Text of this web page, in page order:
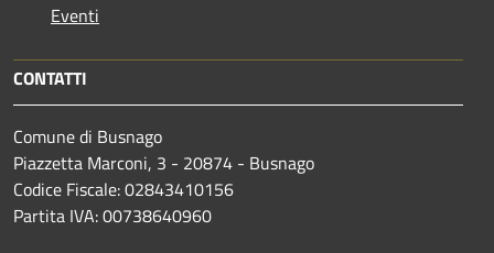
Eventi
CONTATTI
Comune di Busnago
Piazzetta Marconi, 3 - 20874 - Busnago
Codice Fiscale: 02843410156
Partita IVA: 00738640960